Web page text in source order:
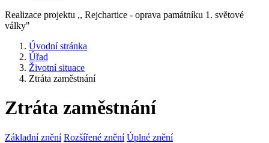
Realizace projektu ,, Rejchartice - oprava památníku 1. světové
války"
Úvodní stránka
Úřad
Životní situace
Ztráta zaměstnání
Ztráta zaměstnání
Základní znění Rozšířené znění Úplné znění